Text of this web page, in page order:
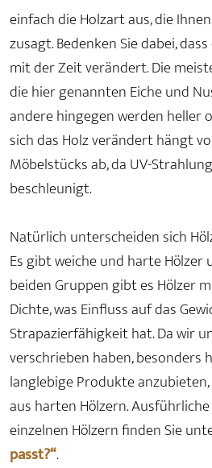
einfach die Holzart aus, die
zusagt. Bedenken Sie dabei,
mit der Zeit verändert. Die
die hier genannten Eiche und
andere hingegen werden heller
sich das Holz verändert hängt
Möbelstücks ab, da UV-
beschleunigt.
Natürlich unterscheiden sich
Es gibt weiche und harte
beiden Gruppen gibt es Hölzer
Dichte, was Einfluss auf das
Strapazierfähigkeit hat. Da wir
verschrieben haben, besonders
langlebige Produkte
aus harten Hölzern.
einzelnen Hölzern finden Sie
passt?“.